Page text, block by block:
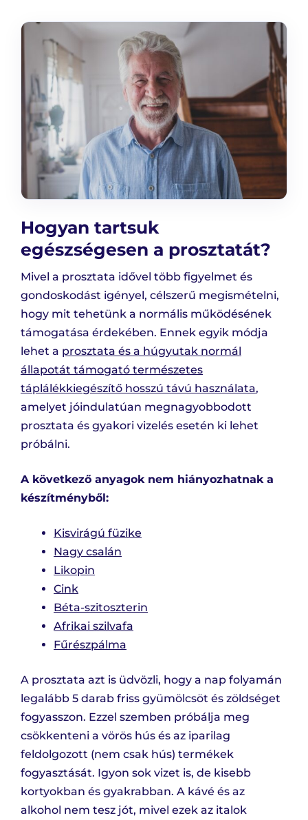
Hogyan tartsuk
egészségesen a prosztatát?
Mivel a prosztata idővel több figyelmet és
gondoskodást igényel, célszerű megismételni,
hogy mit tehetünk a normális működésének
támogatása érdekében. Ennek egyik módja
lehet a prosztata és a húgyutak normál
állapotát támogató természetes
táplálékkiegészítő hosszú távú használata,
amelyet jóindulatúan megnagyobbodott
prosztata és gyakori vizelés esetén ki lehet
próbálni.
A következő anyagok nem hiányozhatnak a
készítményből:
Kisvirágú füzike
Nagy csalán
Likopin
Cink
Béta-szitoszterin
Afrikai szilvafa
Fűrészpálma
A prosztata azt is üdvözli, hogy a nap folyamán
legalább 5 darab friss gyümölcsöt és zöldséget
fogyasszon. Ezzel szemben próbálja meg
csökkenteni a vörös hús és az iparilag
feldolgozott (nem csak hús) termékek
fogyasztását. Igyon sok vizet is, de kisebb
kortyokban és gyakrabban. A kávé és az
alkohol nem tesz jót, mivel ezek az italok